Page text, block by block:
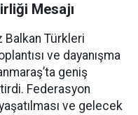
Mesajı
Balkan Türkleri
ve dayanışma
geniş
Federasyon
ve gelecek